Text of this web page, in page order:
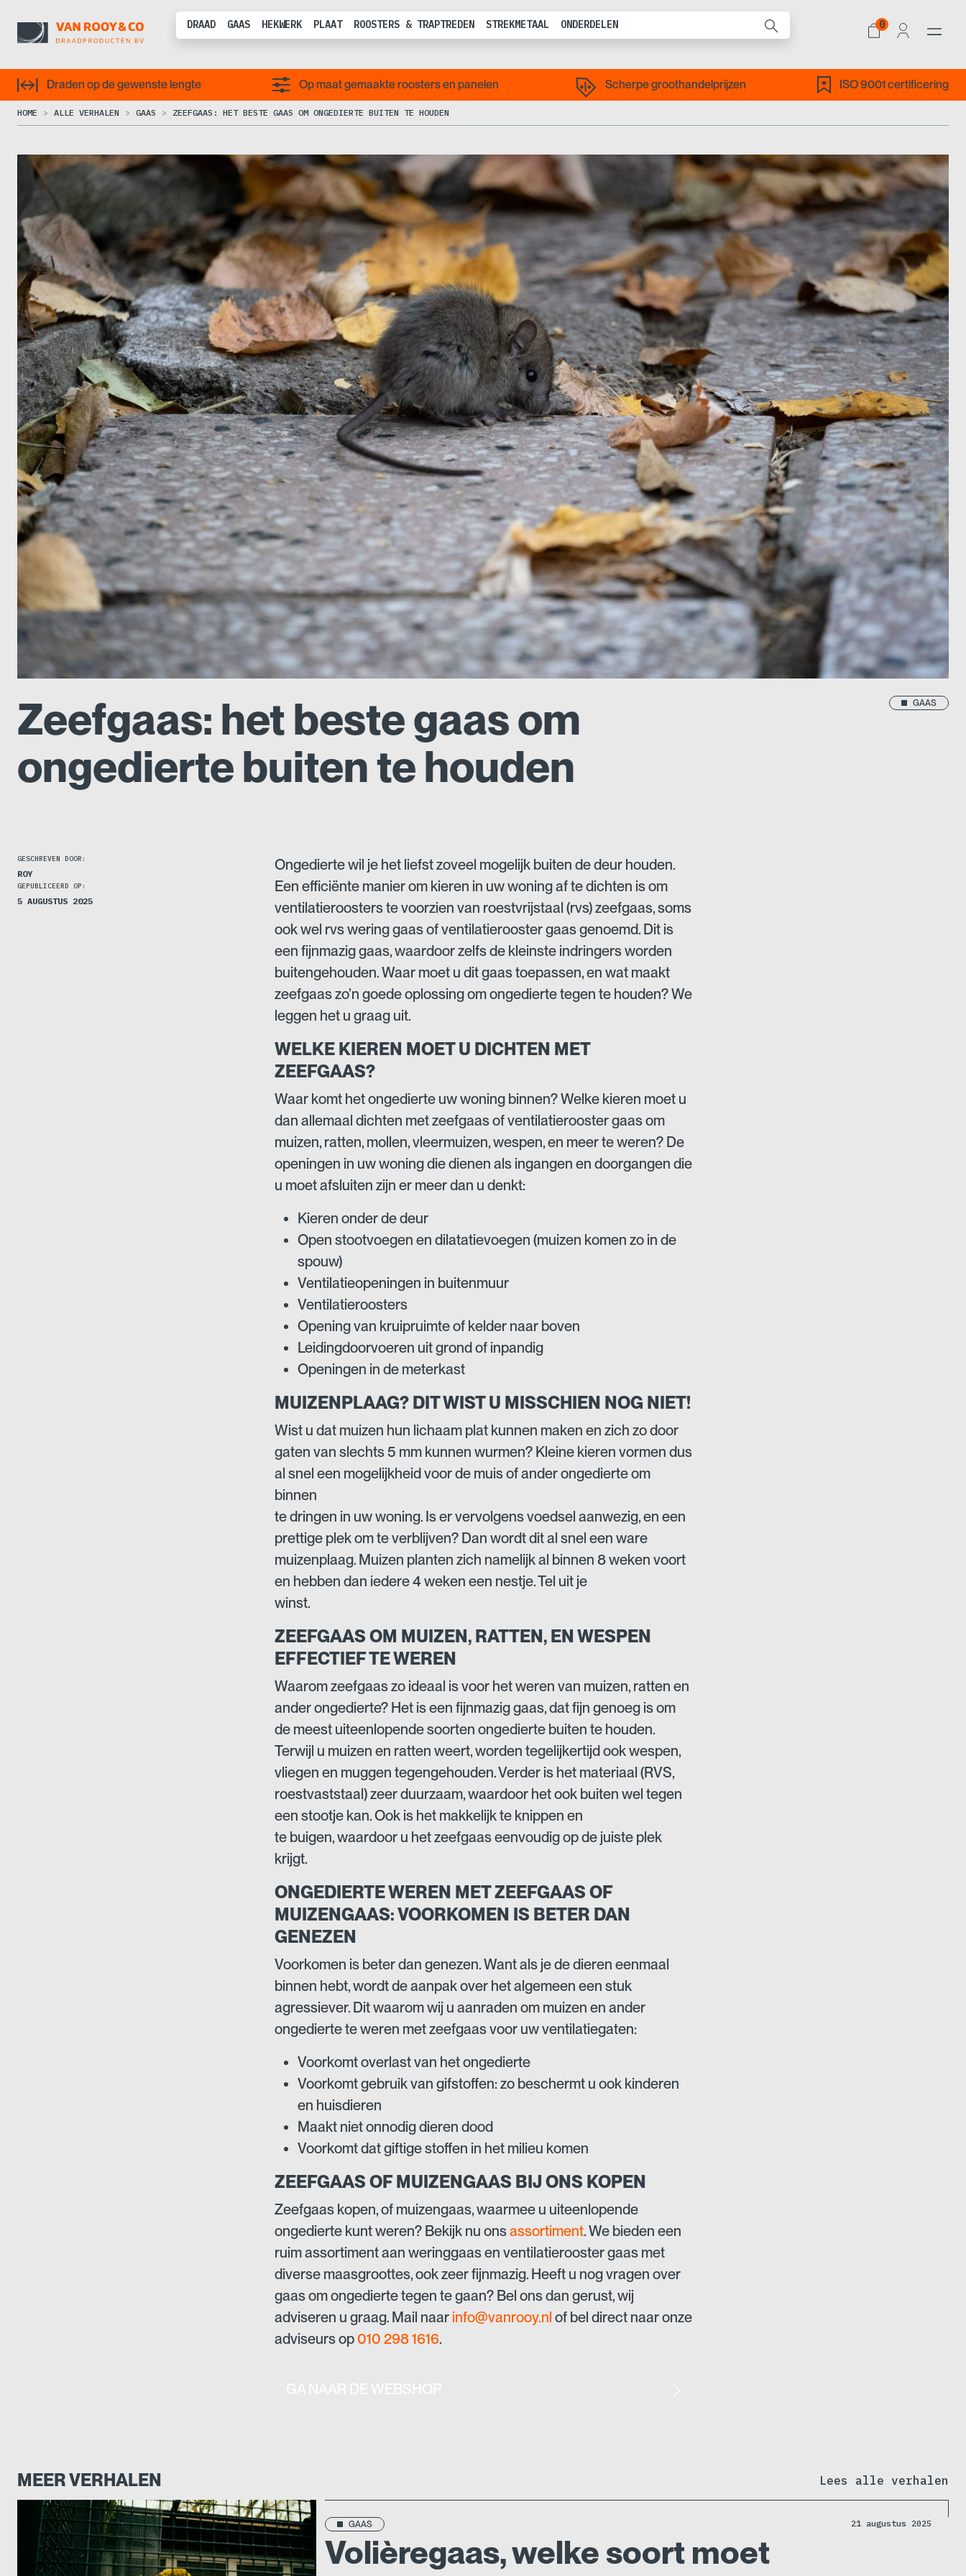
DRAAD GAAS HEKWERK PLAAT ROOSTERS & TRAPTREDEN STREKMETAAL ONDERDELEN 0
Draden op de gewenste lengte Op maat gemaakte roosters en panelen Scherpe groothandelprijzen ISO 9001 certificering
HOME ALLE VERHALEN GAAS ZEEFGAAS: HET BESTE GAAS OM ONGEDIERTE BUITEN TE HOUDEN
Zeefgaas: het beste gaas om
ongedierte buiten te houden
GAAS
GESCHREVEN DOOR:
ROY
GEPUBLICEERD OP:
5 AUGUSTUS 2025
Ongedierte wil je het liefst zoveel mogelijk buiten de deur houden.
Een efficiënte manier om kieren in uw woning af te dichten is om
ventilatieroosters te voorzien van roestvrijstaal (rvs) zeefgaas, soms
ook wel rvs wering gaas of ventilatierooster gaas genoemd. Dit is
een fijnmazig gaas, waardoor zelfs de kleinste indringers worden
buitengehouden. Waar moet u dit gaas toepassen, en wat maakt
zeefgaas zo’n goede oplossing om ongedierte tegen te houden? We
leggen het u graag uit.
WELKE KIEREN MOET U DICHTEN MET
ZEEFGAAS?
Waar komt het ongedierte uw woning binnen? Welke kieren moet u
dan allemaal dichten met zeefgaas of ventilatierooster gaas om
muizen, ratten, mollen, vleermuizen, wespen, en meer te weren? De
openingen in uw woning die dienen als ingangen en doorgangen die
u moet afsluiten zijn er meer dan u denkt:
Kieren onder de deur
Open stootvoegen en dilatatievoegen (muizen komen zo in de
spouw)
Ventilatieopeningen in buitenmuur
Ventilatieroosters
Opening van kruipruimte of kelder naar boven
Leidingdoorvoeren uit grond of inpandig
Openingen in de meterkast
MUIZENPLAAG? DIT WIST U MISSCHIEN NOG NIET!
Wist u dat muizen hun lichaam plat kunnen maken en zich zo door
gaten van slechts 5 mm kunnen wurmen? Kleine kieren vormen dus
al snel een mogelijkheid voor de muis of ander ongedierte om
binnen
te dringen in uw woning. Is er vervolgens voedsel aanwezig, en een
prettige plek om te verblijven? Dan wordt dit al snel een ware
muizenplaag. Muizen planten zich namelijk al binnen 8 weken voort
en hebben dan iedere 4 weken een nestje. Tel uit je
winst.
ZEEFGAAS OM MUIZEN, RATTEN, EN WESPEN
EFFECTIEF TE WEREN
Waarom zeefgaas zo ideaal is voor het weren van muizen, ratten en
ander ongedierte? Het is een fijnmazig gaas, dat fijn genoeg is om
de meest uiteenlopende soorten ongedierte buiten te houden.
Terwijl u muizen en ratten weert, worden tegelijkertijd ook wespen,
vliegen en muggen tegengehouden. Verder is het materiaal (RVS,
roestvaststaal) zeer duurzaam, waardoor het ook buiten wel tegen
een stootje kan. Ook is het makkelijk te knippen en
te buigen, waardoor u het zeefgaas eenvoudig op de juiste plek
krijgt.
ONGEDIERTE WEREN MET ZEEFGAAS OF
MUIZENGAAS: VOORKOMEN IS BETER DAN
GENEZEN
Voorkomen is beter dan genezen. Want als je de dieren eenmaal
binnen hebt, wordt de aanpak over het algemeen een stuk
agressiever. Dit waarom wij u aanraden om muizen en ander
ongedierte te weren met zeefgaas voor uw ventilatiegaten:
Voorkomt overlast van het ongedierte
Voorkomt gebruik van gifstoffen: zo beschermt u ook kinderen
en huisdieren
Maakt niet onnodig dieren dood
Voorkomt dat giftige stoffen in het milieu komen
ZEEFGAAS OF MUIZENGAAS BIJ ONS KOPEN
Zeefgaas kopen, of muizengaas, waarmee u uiteenlopende
ongedierte kunt weren? Bekijk nu onsassortiment. We bieden een
ruim assortiment aan weringgaas en ventilatierooster gaas met
diverse maasgroottes, ook zeer fijnmazig. Heeft u nog vragen over
gaas om ongedierte tegen te gaan? Bel ons dan gerust, wij
adviseren u graag. Mail naar info@vanrooy.nl of bel direct naar onze
adviseurs op 010 298 1616.
MEER VERHALEN Lees alle verhalen
GAAS 21 augustus 2025
Volièregaas, welke soort moet